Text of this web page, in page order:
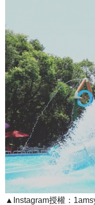
▲Instagram授權：